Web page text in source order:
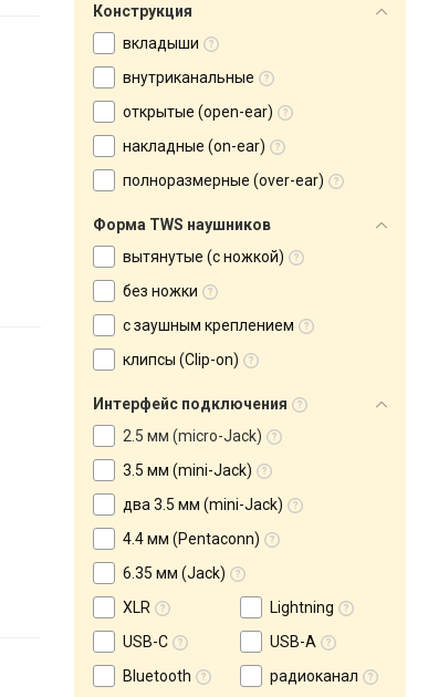
Конструкция
вкладыши
внутриканальные
открытые (open-ear)
накладные (on-ear)
полноразмерные (over-ear)
Форма TWS наушников
вытянутые (с ножкой)
без ножки
с заушным креплением
клипсы (Clip-on)
Интерфейс подключения
2.5 мм (micro-Jack)
3.5 мм (mini-Jack)
два 3.5 мм (mini-Jack)
4.4 мм (Pentaconn)
6.35 мм (Jack)
XLR
Lightning
USB-C
USB-A
Bluetooth
радиоканал